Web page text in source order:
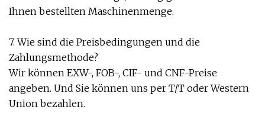
Ihnen bestellten Maschinenmenge.
7. Wie sind die Preisbedingungen und die
Zahlungsmethode?
Wir können EXW-, FOB-, CIF- und CNF-Preise
angeben. Und Sie können uns per T/T oder Western
Union bezahlen.